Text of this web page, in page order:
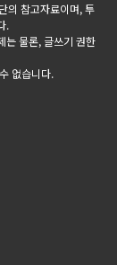
의 참고자료이며, 투
.
는 물론, 글쓰기 권한
없습니다.